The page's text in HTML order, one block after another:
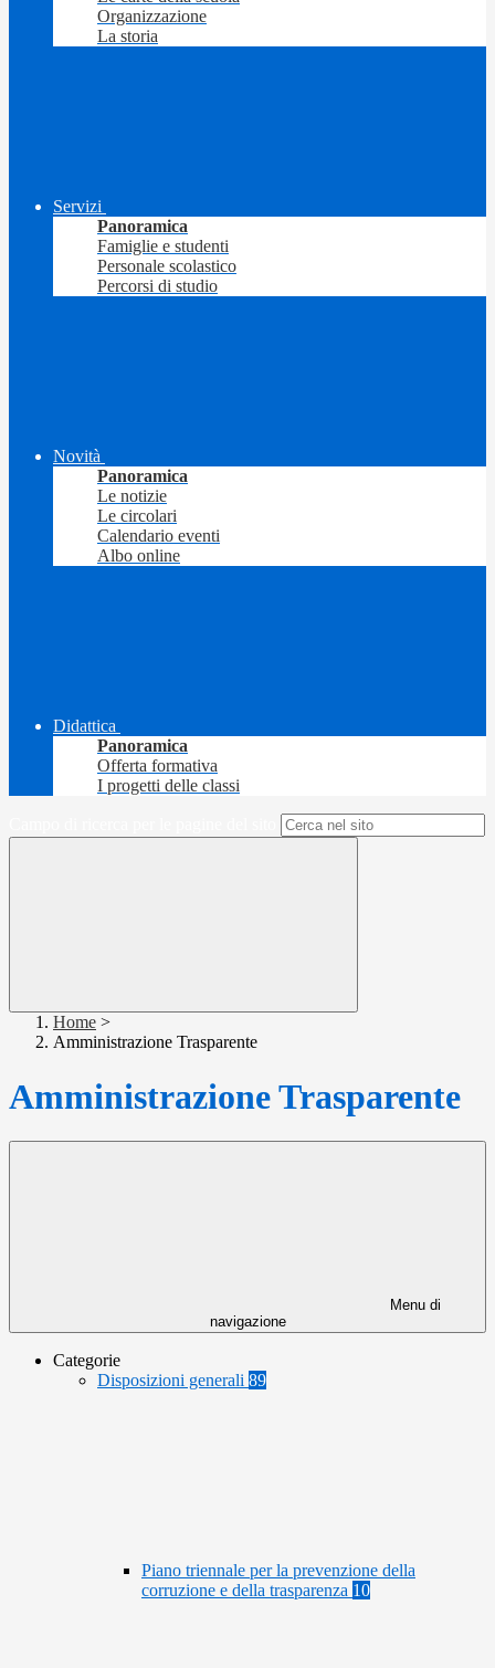
Organizzazione
La storia
Servizi
Panoramica
Famiglie e studenti
Personale scolastico
Percorsi di studio
Novità
Panoramica
Le notizie
Le circolari
Calendario eventi
Albo online
Didattica
Panoramica
Offerta formativa
I progetti delle classi
Home >
Amministrazione Trasparente
Amministrazione Trasparente
Menu di
navigazione
Categorie
Disposizioni generali 89
Piano triennale per la prevenzione della
corruzione e della trasparenza 10